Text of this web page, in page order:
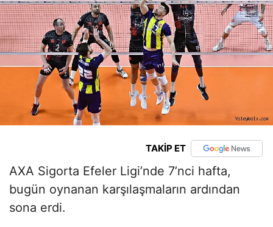
TAKİP ET
AXA Sigorta Efeler Ligi’nde 7’nci hafta,
bugün oynanan karşılaşmaların ardından
sona erdi.